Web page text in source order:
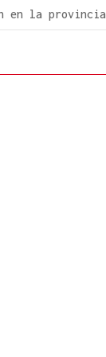
en la provincia